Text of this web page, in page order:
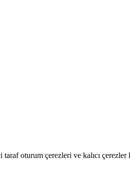
oturum çerezleri ve kalıcı